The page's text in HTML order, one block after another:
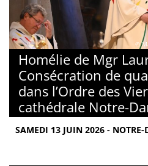
©
Homélie de Mgr
Consécration de
dans l’Ordre des
cathédrale Notre-
SAMEDI 13 JUIN 2026 - NOTRE-